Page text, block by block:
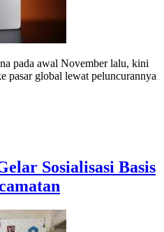
pada awal November lalu, kini
pasar global lewat peluncurannya
Sosialisasi Basis